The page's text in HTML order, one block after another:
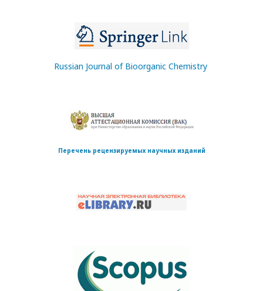
Russian Journal of Bioorganic Chemistry
Перечень рецензируемых научных изданий